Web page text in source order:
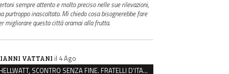
sempre attento e molto preciso nelle sue rilevazioni,
purtroppo inascoltato. Mi chiedo cosa bisognerebbe fare
migliorare questa città oramai alla frutta.
VATTANI il 4 Ago
HELLWATT, SCONTRO SENZA FINE. FRATELLI D’ITALIA: “MILANI PORTA DOCUMENTI, DE FRANCO INSULTI”